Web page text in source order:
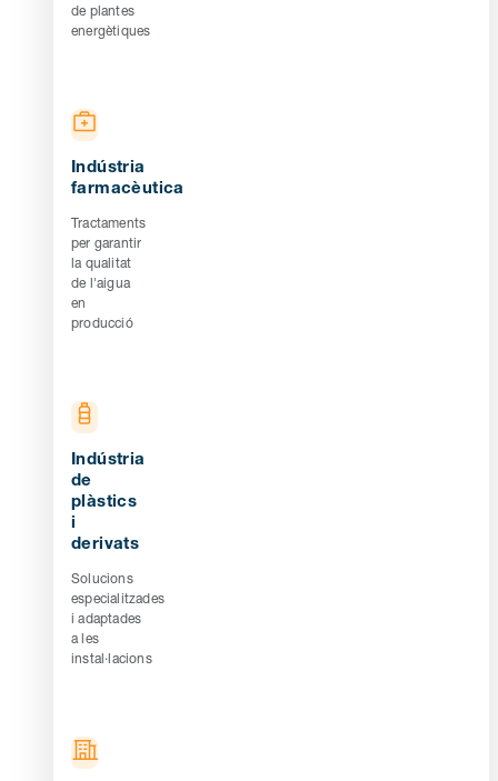
de plantes
energètiques
Indústria
farmacèutica
Tractaments
per garantir
la qualitat
de l'aigua
en
producció
Indústria
de
plàstics
i
derivats
Solucions
especialitzades
i adaptades
a les
instal·lacions